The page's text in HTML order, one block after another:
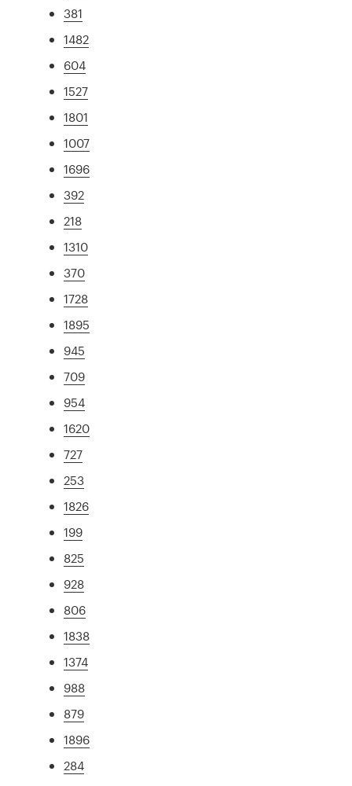
381
1482
604
1527
1801
1007
1696
392
218
1310
370
1728
1895
945
709
954
1620
727
253
1826
199
825
928
806
1838
1374
988
879
1896
284